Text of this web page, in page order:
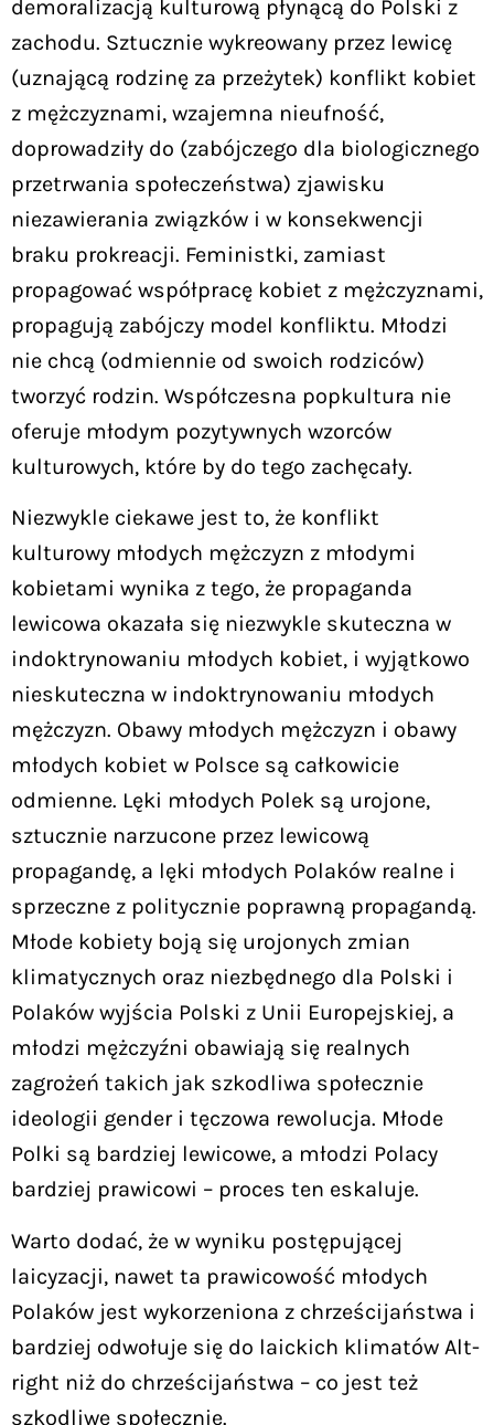
demoralizacją kulturową płynącą do Polski z
zachodu. Sztucznie wykreowany przez lewicę
(uznającą rodzinę za przeżytek) konflikt kobiet
z mężczyznami, wzajemna nieufność,
doprowadziły do (zabójczego dla biologicznego
przetrwania społeczeństwa) zjawisku
niezawierania związków i w konsekwencji
braku prokreacji. Feministki, zamiast
propagować współpracę kobiet z mężczyznami,
propagują zabójczy model konfliktu. Młodzi
nie chcą (odmiennie od swoich rodziców)
tworzyć rodzin. Współczesna popkultura nie
oferuje młodym pozytywnych wzorców
kulturowych, które by do tego zachęcały.
Niezwykle ciekawe jest to, że konflikt
kulturowy młodych mężczyzn z młodymi
kobietami wynika z tego, że propaganda
lewicowa okazała się niezwykle skuteczna w
indoktrynowaniu młodych kobiet, i wyjątkowo
nieskuteczna w indoktrynowaniu młodych
mężczyzn. Obawy młodych mężczyzn i obawy
młodych kobiet w Polsce są całkowicie
odmienne. Lęki młodych Polek są urojone,
sztucznie narzucone przez lewicową
propagandę, a lęki młodych Polaków realne i
sprzeczne z politycznie poprawną propagandą.
Młode kobiety boją się urojonych zmian
klimatycznych oraz niezbędnego dla Polski i
Polaków wyjścia Polski z Unii Europejskiej, a
młodzi mężczyźni obawiają się realnych
zagrożeń takich jak szkodliwa społecznie
ideologii gender i tęczowa rewolucja. Młode
Polki są bardziej lewicowe, a młodzi Polacy
bardziej prawicowi – proces ten eskaluje.
Warto dodać, że w wyniku postępującej
laicyzacji, nawet ta prawicowość młodych
Polaków jest wykorzeniona z chrześcijaństwa i
bardziej odwołuje się do laickich klimatów Alt-
right niż do chrześcijaństwa – co jest też
szkodliwe społecznie.